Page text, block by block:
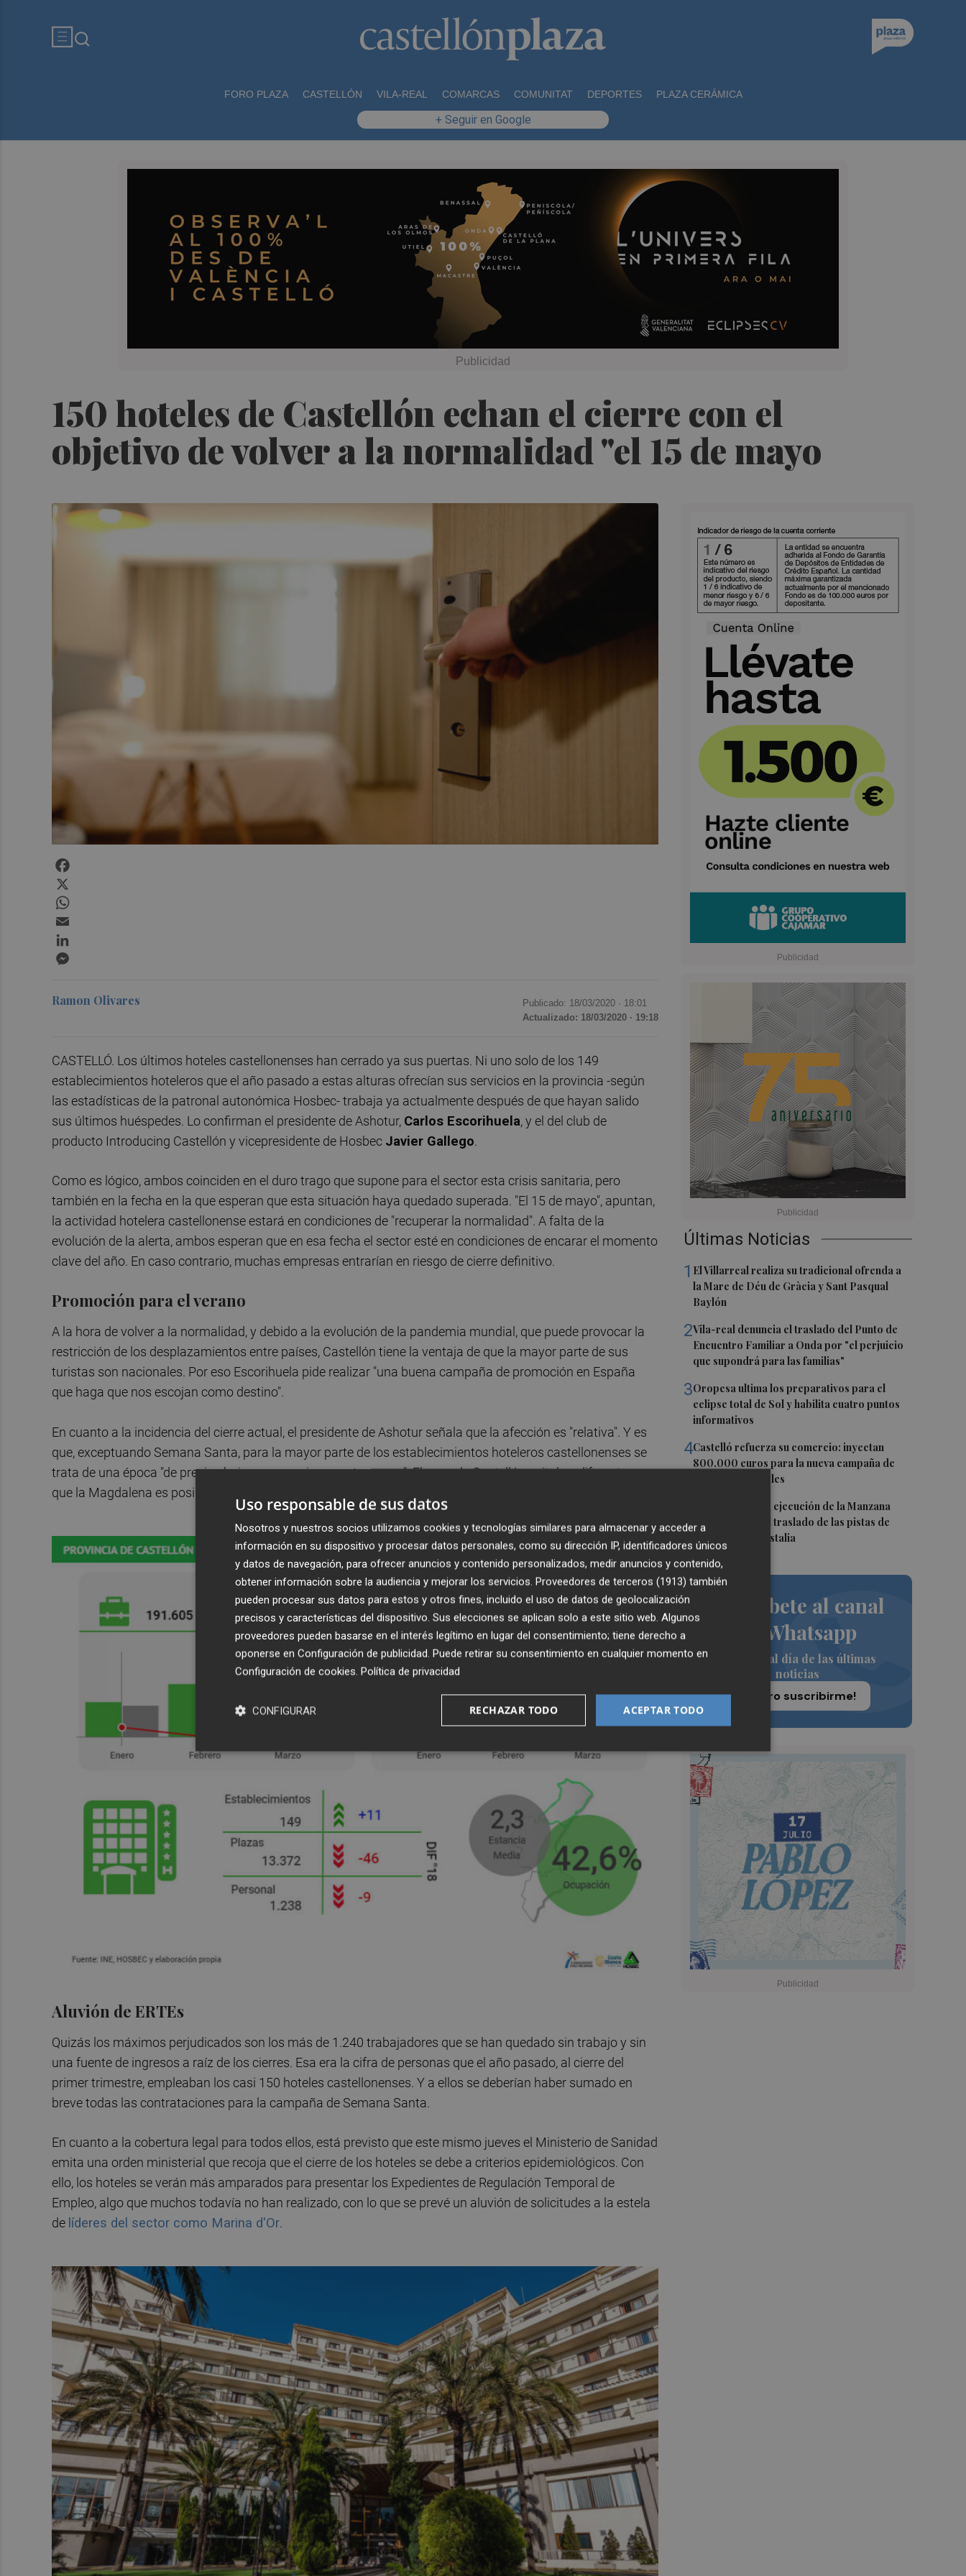
FORO PLAZA CASTELLÓN VILA-REAL COMARCAS COMUNITAT DEPORTES PLAZA CERÁMICA
+ Seguir en Google
150 hoteles de Castellón echan el cierre con el
objetivo de volver a la normalidad "el 15 de mayo
Últimas Noticias
1 El Villarreal realiza su tradicional ofrenda a
la Mare de Déu de Gràcia y Sant Pasqual
Baylón
2Vila-real denuncia el traslado del Punto de
Encuentro Familiar a Onda por "el perjuicio
que supondrá para las familias"
3Oropesa ultima los preparativos para el
eclipse total de Sol y habilita cuatro puntos
informativos
4Castelló refuerza su comercio: inyectan
800.000 euros para la nueva campaña de
bonos comerciales
Castelló inicia la ejecución de la Manzana
Albinegra con el traslado de las pistas de
pádel junto a Castalia
Suscríbete al canal
de Whatsapp
Siempre al día de las últimas
noticias
¡Quiero suscribirme!
Ramon Olivares Publicado: 18/03/2020 · 18:01
Actualizado: 18/03/2020 · 19:18
CASTELLÓ. Los últimos hoteles castellonenses han cerrado ya sus puertas. Ni uno solo de los 149
establecimientos hoteleros que el año pasado a estas alturas ofrecían sus servicios en la provincia -según
las estadísticas de la patronal autonómica Hosbec- trabaja ya actualmente después de que hayan salido
sus últimos huéspedes. Lo confirman el presidente de Ashotur, Carlos Escorihuela, y el del club de
producto Introducing Castellón y vicepresidente de Hosbec Javier Gallego.
Como es lógico, ambos coinciden en el duro trago que supone para el sector esta crisis sanitaria, pero
también en la fecha en la que esperan que esta situación haya quedado superada. "El 15 de mayo", apuntan,
la actividad hotelera castellonense estará en condiciones de "recuperar la normalidad". A falta de la
evolución de la alerta, ambos esperan que en esa fecha el sector esté en condiciones de encarar el momento
clave del año. En caso contrario, muchas empresas entrarían en riesgo de cierre definitivo.
Promoción para el verano
A la hora de volver a la normalidad, y debido a la evolución de la pandemia mundial, que puede provocar la
restricción de los desplazamientos entre países, Castellón tiene la ventaja de que la mayor parte de sus
turistas son nacionales. Por eso Escorihuela pide realizar "una buena campaña de promoción en España
que haga que nos escojan como destino".
En cuanto a la incidencia del cierre actual, el presidente de Ashotur señala que la afección es "relativa". Y es
que, exceptuando Semana Santa, para la mayor parte de los establecimientos hoteleros castellonenses se
trata de una época "de precios bajos, en que viene gente mayor". El caso de Castelló capital es diferente, ya
que la Magdalena es posiblemente "la semanas más fuerte del año", reconoce.
Aluvión de ERTEs
Quizás los máximos perjudicados son los más de 1.240 trabajadores que se han quedado sin trabajo y sin
una fuente de ingresos a raíz de los cierres. Esa era la cifra de personas que el año pasado, al cierre del
primer trimestre, empleaban los casi 150 hoteles castellonenses. Y a ellos se deberían haber sumado en
breve todas las contrataciones para la campaña de Semana Santa.
En cuanto a la cobertura legal para todos ellos, está previsto que este mismo jueves el Ministerio de Sanidad
emita una orden ministerial que recoja que el cierre de los hoteles se debe a criterios epidemiológicos. Con
ello, los hoteles se verán más amparados para presentar los Expedientes de Regulación Temporal de
Empleo, algo que muchos todavía no han realizado, con lo que se prevé un aluvión de solicitudes a la estela
de líderes del sector como Marina d'Or.
Uso responsable de sus datos
Nosotros y nuestros socios utilizamos cookies y tecnologías similares para almacenar y acceder a
información en su dispositivo y procesar datos personales, como su dirección IP, identificadores únicos
y datos de navegación, para ofrecer anuncios y contenido personalizados, medir anuncios y contenido,
obtener información sobre la audiencia y mejorar los servicios. Proveedores de terceros (1913) también
pueden procesar sus datos para estos y otros fines, incluido el uso de datos de geolocalización
precisos y características del dispositivo. Sus elecciones se aplican solo a este sitio web. Algunos
proveedores pueden basarse en el interés legítimo en lugar del consentimiento; tiene derecho a
oponerse en Configuración de publicidad. Puede retirar su consentimiento en cualquier momento en
Configuración de cookies. Política de privacidad
ACEPTAR TODO
RECHAZAR TODO
CONFIGURAR